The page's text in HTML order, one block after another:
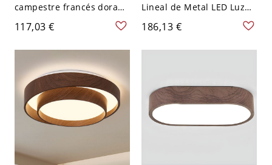
campestre francés dorado
con tambor de vidrio
texturizado - 110 A 120 V
Geométría 40,64 cm
117,03 €
Lineal de Metal LED Luz
de Techo de Foco
Moderna para Salón -
Negro 110 A 120 V Luz
186,13 €